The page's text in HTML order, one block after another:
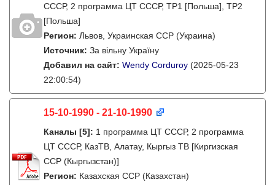
СССР, 2 программа ЦТ СССР, TP1 [Польша], TP2
[Польша]
Регион: Львов, Украинская ССР (Украина)
Источник: За вільну Україну
Добавил на сайт: Wendy Corduroy (2025-05-23
22:00:54)
15-10-1990 - 21-10-1990
Каналы [5]: 1 программа ЦТ СССР, 2 программа
ЦТ СССР, КазТВ, Алатау, Кыргыз ТВ [Киргизская
ССР (Кыргызстан)]
Регион: Казахская ССР (Казахстан)